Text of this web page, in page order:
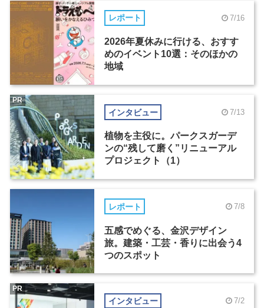
レポート 7/16
2026年夏休みに行ける、おすす
めのイベント10選：そのほかの
地域
インタビュー 7/13
植物を主役に。パークスガーデ
ンの“残して磨く”リニューアル
プロジェクト（1）
PR
レポート 7/8
五感でめぐる、金沢デザイン
旅。建築・工芸・香りに出会う4
つのスポット
インタビュー 7/2
PR